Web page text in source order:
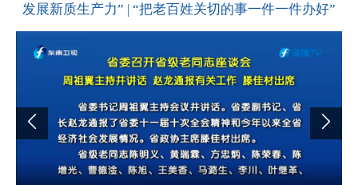
发展新质生产力” | “把老百姓关切的事一件一件办好”
 